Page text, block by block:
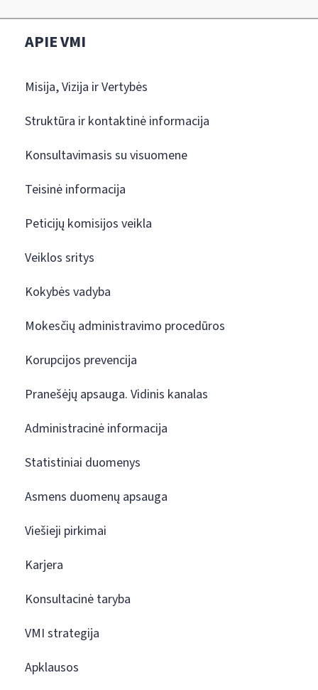
APIE VMI
Misija, Vizija ir Vertybės
Struktūra ir kontaktinė informacija
Konsultavimasis su visuomene
Teisinė informacija
Peticijų komisijos veikla
Veiklos sritys
Kokybės vadyba
Mokesčių administravimo procedūros
Korupcijos prevencija
Pranešėjų apsauga. Vidinis kanalas
Administracinė informacija
Statistiniai duomenys
Asmens duomenų apsauga
Viešieji pirkimai
Karjera
Konsultacinė taryba
VMI strategija
Apklausos